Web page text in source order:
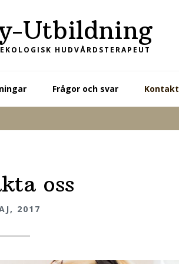
Utbildning
HUDVÅRDSTERAPEUT
Frågor och svar Kontakt
oss
2017